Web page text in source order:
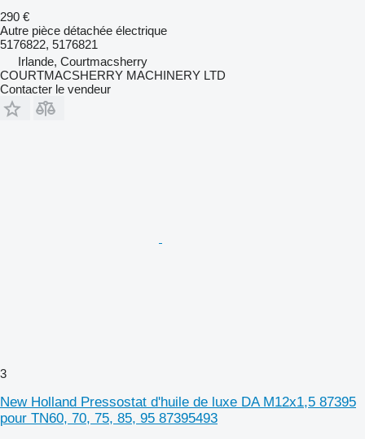
290 €
Autre pièce détachée électrique
5176822, 5176821
Irlande, Courtmacsherry
COURTMACSHERRY MACHINERY LTD
Contacter le vendeur
3
New Holland Pressostat d'huile de luxe DA M12x1,5 87395
pour TN60, 70, 75, 85, 95 87395493